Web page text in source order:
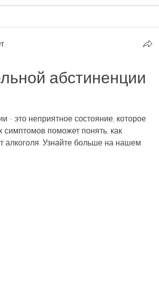
абстиненции
- это неприятное состояние, которое
симптомов поможет понять, как
алкоголя. Узнайте больше на нашем